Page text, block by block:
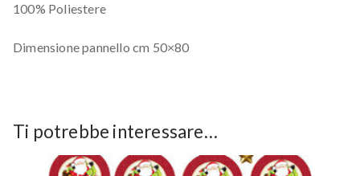
100% Poliestere
Dimensione pannello cm 50×80
Ti potrebbe interessare…